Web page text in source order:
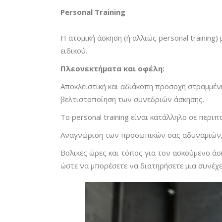
Personal Training
Η ατομική άσκηση (ή αλλιώς personal training)
ειδικού.
Πλεονεκτήματα και οφέλη:
Αποκλειστική και αδιάκοπη προσοχή
βελτιστοποίηση των συνεδριών άσκησης.
Το personal training είναι κατάλληλο σε
Αναγνώριση των προσωπικών σας
Βολικές ώρες και τόπος για τον ασκούμενο
ώστε να μπορέσετε να διατηρήσετε μια